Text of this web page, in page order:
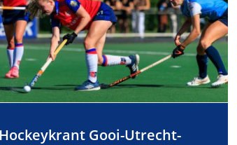
Hockeykrant Gooi-Utrecht-